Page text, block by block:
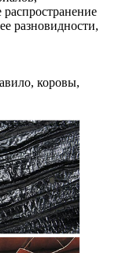
разновидности,
коровы,